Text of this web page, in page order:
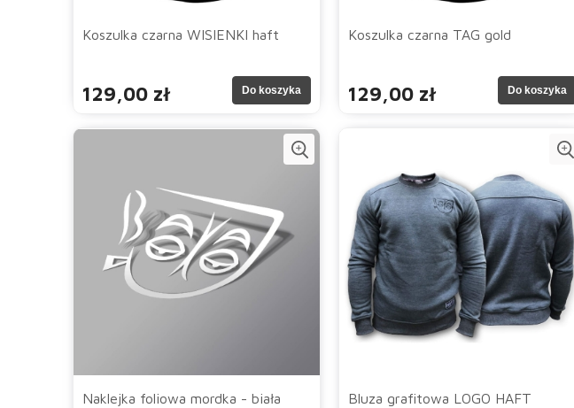
Koszulka czarna WISIENKI haft
129,00 zł Do koszyka
Koszulka czarna TAG gold
129,00 zł Do koszyka
Naklejka foliowa mordka - biała Bluza grafitowa LOGO HAFT